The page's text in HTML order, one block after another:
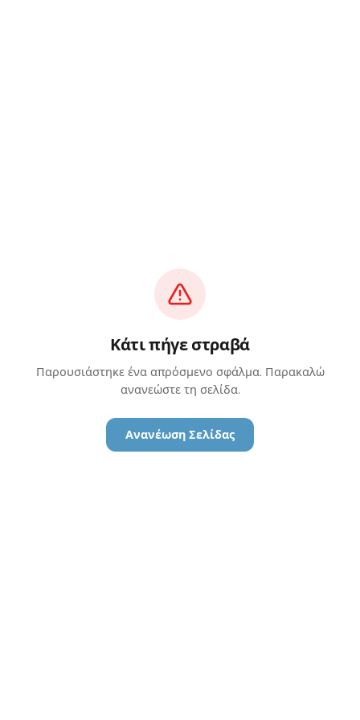
Κάτι πήγε στραβά
Παρουσιάστηκε ένα απρόσμενο σφάλμα. Παρακαλώ
ανανεώστε τη σελίδα.
Ανανέωση Σελίδας